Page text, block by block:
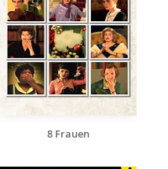
8 Frauen